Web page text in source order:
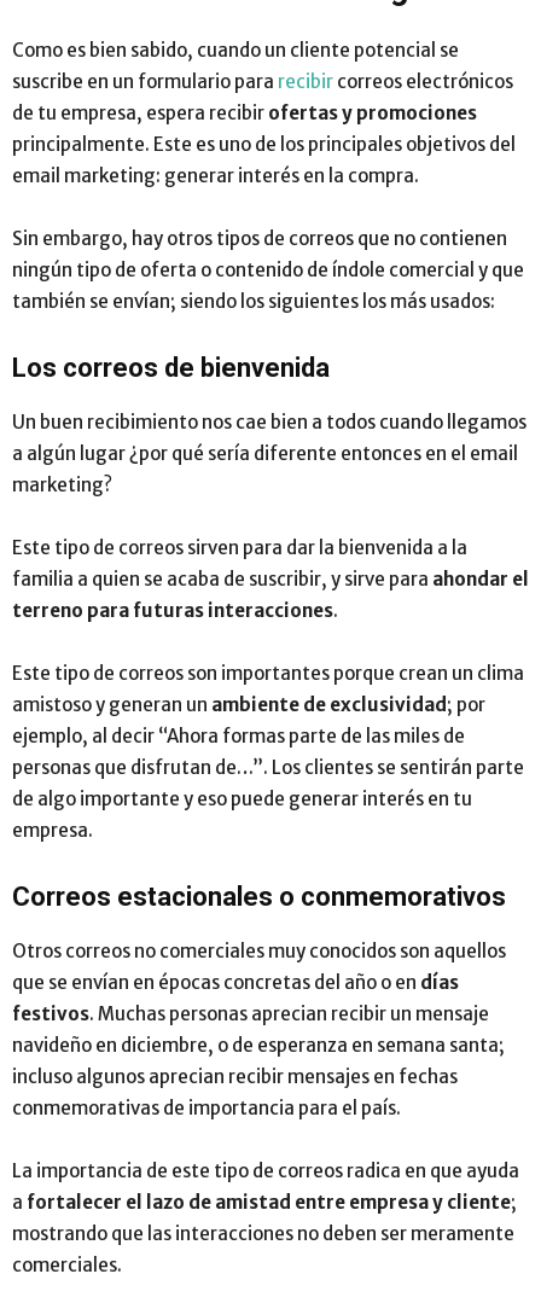
Como es bien sabido, cuando un cliente potencial se
suscribe en un formulario para recibir correos electrónicos
de tu empresa, espera recibir ofertas y promociones
principalmente. Este es uno de los principales objetivos del
email marketing: generar interés en la compra.
Sin embargo, hay otros tipos de correos que no contienen
ningún tipo de oferta o contenido de índole comercial y que
también se envían; siendo los siguientes los más usados:
Los correos de bienvenida
Un buen recibimiento nos cae bien a todos cuando llegamos
a algún lugar ¿por qué sería diferente entonces en el email
marketing?
Este tipo de correos sirven para dar la bienvenida a la
familia a quien se acaba de suscribir, y sirve para ahondar el
terreno para futuras interacciones.
Este tipo de correos son importantes porque crean un clima
amistoso y generan un ambiente de exclusividad ; por
ejemplo, al decir “Ahora formas parte de las miles de
personas que disfrutan de…”. Los clientes se sentirán parte
de algo importante y eso puede generar interés en tu
empresa.
Correos estacionales o conmemorativos
Otros correos no comerciales muy conocidos son aquellos
que se envían en épocas concretas del año o en días
festivos. Muchas personas aprecian recibir un mensaje
navideño en diciembre, o de esperanza en semana santa;
incluso algunos aprecian recibir mensajes en fechas
conmemorativas de importancia para el país.
La importancia de este tipo de correos radica en que ayuda
a fortalecer el lazo de amistad entre empresa y cliente;
mostrando que las interacciones no deben ser meramente
comerciales.